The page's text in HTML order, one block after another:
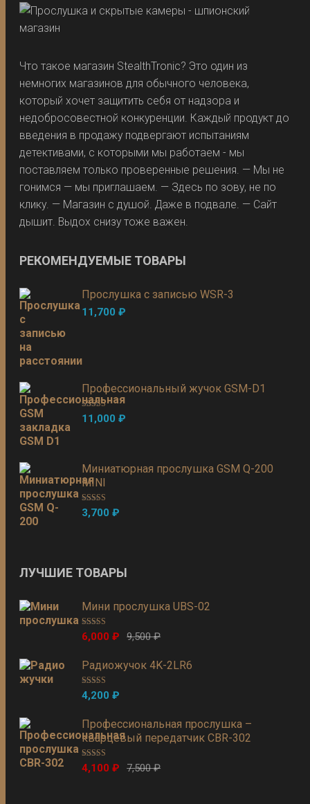
Что такое магазин StealthTronic? Это один из
немногих магазинов для обычного человека,
который хочет защитить себя от надзора и
недобросовестной конкуренции. Каждый продукт до
введения в продажу подвергают испытаниям
детективами, с которыми мы работаем - мы
поставляем только проверенные решения. — Мы не
гонимся — мы приглашаем. — Здесь по зову, не по
клику. — Магазин с душой. Даже в подвале. — Сайт
дышит. Выдох снизу тоже важен.
РЕКОМЕНДУЕМЫЕ ТОВАРЫ
Прослушка с записью WSR-3
11,700₽
Профессиональный жучок GSM-D1
Оценка5.00
из 5
11,000₽
Миниатюрная прослушка GSM Q-200
MINI
Оценка 5.00
из 5
3,700₽
ЛУЧШИЕ ТОВАРЫ
Мини прослушка UBS-02
Оценка 5.00
из 5 9,500₽
6,000₽
Радиожучок 4K-2LR6
Оценка 5.00
из 5
4,200₽
Профессиональная прослушка –
кварцевый передатчик CBR-302
Оценка 5.00
из 5 7,500₽
4,100₽